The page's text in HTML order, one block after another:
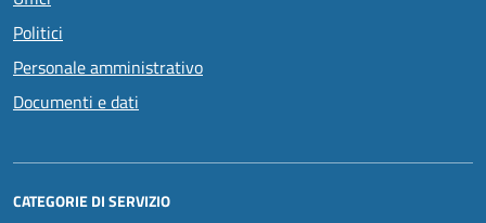
Politici
Personale amministrativo
Documenti e dati
CATEGORIE DI SERVIZIO